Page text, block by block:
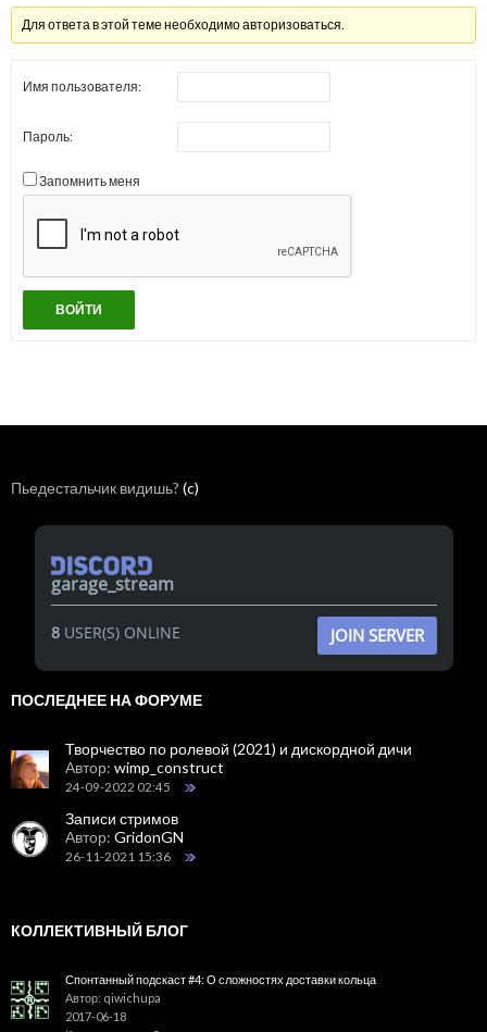
Для ответа в этой теме необходимо авторизоваться.
Имя пользователя:
Пароль:
Запомнить меня
ВОЙТИ
Пьедестальчик видишь? (c)
garage_stream
8USER(S) ONLINE JOIN SERVER
ПОСЛЕДНЕЕ НА ФОРУМЕ
Творчество по ролевой (2021) и дискордной дичи
Автор: wimp_construct
24-09-2022 02:45
Записи стримов
Автор: GridonGN
26-11-2021 15:36
КОЛЛЕКТИВНЫЙ БЛОГ
Спонтанный подскаст #4: О сложностях доставки кольца
Автор: qiwichupa
2017-06-18